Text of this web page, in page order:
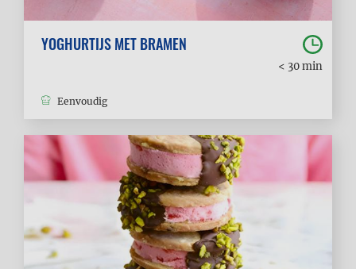
YOGHURTIJS MET BRAMEN
< 30 min
Eenvoudig